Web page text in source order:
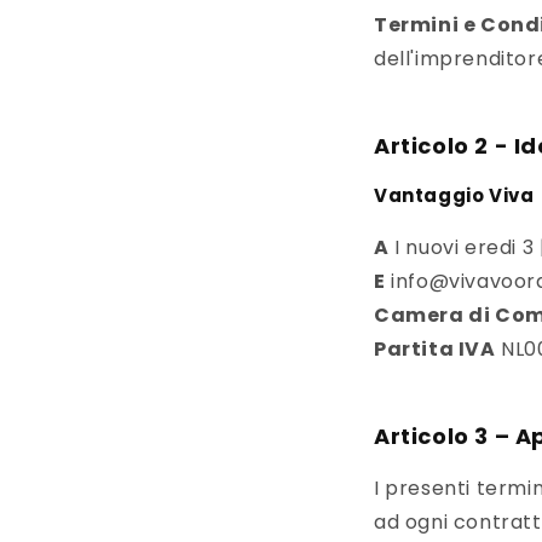
Termini e
Articolo 2 -
Vantaggio Viva
A I nuovi eredi 3
E
Camera di
Partita IVA
Articolo 3 –
I presenti
ad ogni